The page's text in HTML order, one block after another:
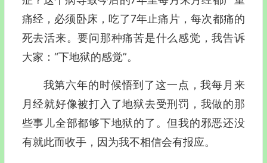
痛经，必须卧床，吃了7年止痛片，每次都痛的
死去活来。要问那种痛苦是什么感觉，我告诉
大家：“下地狱的感觉”。
我第六年的时候悟到了这一点，我每月来
月经就好像被打入了地狱去受刑罚，我做的那
些事儿全部都够下地狱的了。但我的邪恶还没
有就此而收手，因为我不相信会有报应。